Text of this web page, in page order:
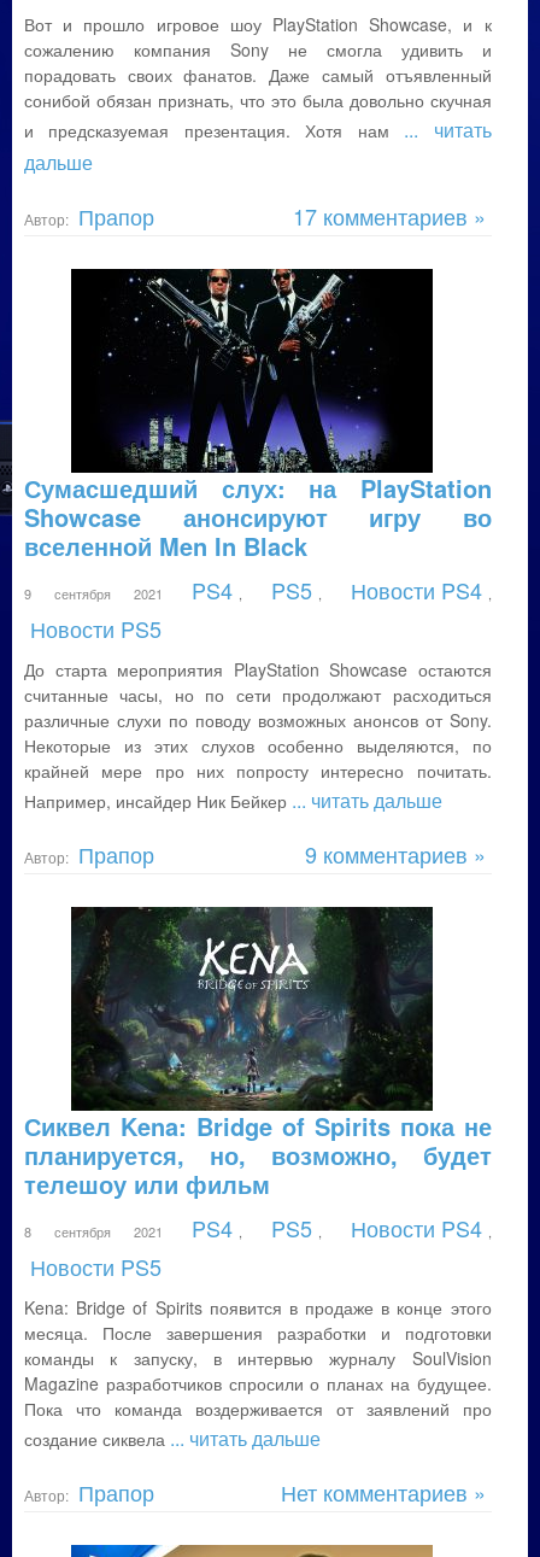
Вот и прошло игровое шоу PlayStation Showcase, и к
сожалению компания Sony не смогла удивить и
порадовать своих фанатов. Даже самый отъявленный
сонибой обязан признать, что это была довольно скучная
и предсказуемая презентация. Хотя нам ... читать
дальше
Автор: Прапор 17 комментариев »
Сумасшедший слух: на PlayStation
Showcase анонсируют игру во
вселенной Men In Black
9 сентября 2021 PS4 PS5 Новости PS4
Новости PS5
До старта мероприятия PlayStation Showcase остаются
считанные часы, но по сети продолжают расходиться
различные слухи по поводу возможных анонсов от Sony.
Некоторые из этих слухов особенно выделяются, по
крайней мере про них попросту интересно почитать.
Например, инсайдер Ник Бейкер ... читать дальше
Автор: Прапор 9 комментариев »
Сиквел Kena: Bridge of Spirits пока не
планируется, но, возможно, будет
телешоу или фильм
8 сентября 2021 PS4 PS5 Новости PS4
Новости PS5
Kena: Bridge of Spirits появится в продаже в конце этого
месяца. После завершения разработки и подготовки
команды к запуску, в интервью журналу SoulVision
Magazine разработчиков спросили о планах на будущее.
Пока что команда воздерживается от заявлений про
создание сиквела ... читать дальше
Автор: Прапор Нет комментариев »